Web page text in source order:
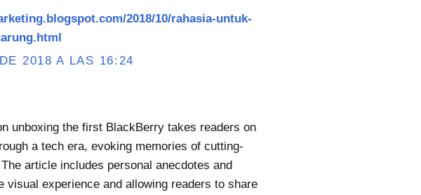
2018/10/rahasia-untuk-
2018 A LAS 16:24
unboxing the first BlackBerry takes readers on
a tech era, evoking memories of cutting-
article includes personal anecdotes and
visual experience and allowing readers to share